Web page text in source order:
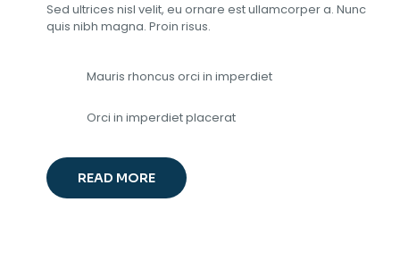
Sed ultrices nisl velit, eu ornare est ullamcorper a. Nunc
quis nibh magna. Proin risus.
Mauris rhoncus orci in imperdiet
Orci in imperdiet placerat
READ MORE